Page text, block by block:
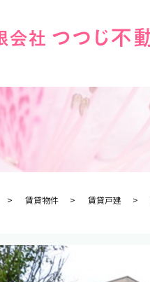
賃貸物件 賃貸戸建